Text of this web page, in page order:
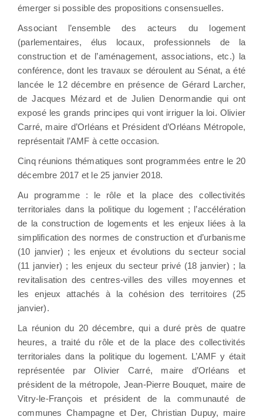
émerger si possible des propositions consensuelles.
Associant l’ensemble des acteurs du logement
(parlementaires, élus locaux, professionnels de la
construction et de l’aménagement, associations, etc.) la
conférence, dont les travaux se déroulent au Sénat, a été
lancée le 12 décembre en présence de Gérard Larcher,
de Jacques Mézard et de Julien Denormandie qui ont
exposé les grands principes qui vont irriguer la loi. Olivier
Carré, maire d’Orléans et Président d’Orléans Métropole,
représentait l’AMF à cette occasion.
Cinq réunions thématiques sont programmées entre le 20
décembre 2017 et le 25 janvier 2018.
Au programme : le rôle et la place des collectivités
territoriales dans la politique du logement ; l’accélération
de la construction de logements et les enjeux liées à la
simplification des normes de construction et d’urbanisme
(10 janvier) ; les enjeux et évolutions du secteur social
(11 janvier) ; les enjeux du secteur privé (18 janvier) ; la
revitalisation des centres-villes des villes moyennes et
les enjeux attachés à la cohésion des territoires (25
janvier).
La réunion du 20 décembre, qui a duré près de quatre
heures, a traité du rôle et de la place des collectivités
territoriales dans la politique du logement. L’AMF y était
représentée par Olivier Carré, maire d’Orléans et
président de la métropole, Jean-Pierre Bouquet, maire de
Vitry-le-François et président de la communauté de
communes Champagne et Der, Christian Dupuy, maire